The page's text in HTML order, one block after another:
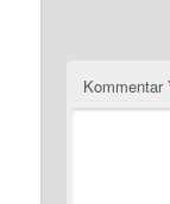
Kommentar